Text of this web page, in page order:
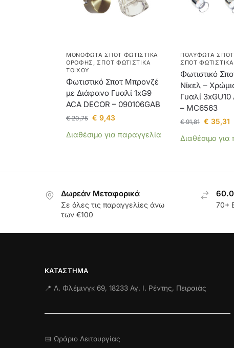
ΜΟΝΌΦΩΤΑ ΣΠΟΤ ΦΩΤΙΣΤΙΚΆ
ΟΡΟΦΉΣ
ΣΠΟΤ ΦΩΤΙΣΤΙΚΆ
ΤΟΊΧΟΥ
Φωτιστικό Σποτ Μπρονζέ
με Διάφανο Γυαλί 1xG9
ACA DECOR – 090106GAB
€20,75 € 9,43
Διαθέσιμο για παραγγελία
ΠΟΛΎΦΩΤΑ
ΣΠΟΤ
Φωτιστικό
Νίκελ –
Γυαλί 3xGU10
– MC6563
€91,81 € 35,31
Διαθέσιμο
Δωρεάν Μεταφορικά
Σε όλες τις παραγγελίες άνω
των €100
70+
ΚΑΤΆΣΤΗΜΑ
📍 Λ. Φλέμινγκ 69, 18233 Αγ. Ι. Ρέντης, Πειραιάς
📅 Ωράριο Λειτουργίας